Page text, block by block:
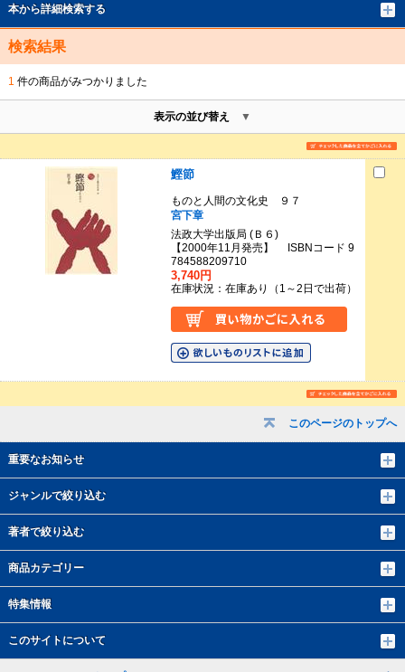
このページのトップへ
重要なお知らせ
ジャンルで絞り込む
著者で絞り込む
商品カテゴリー
特集情報
このサイトについて
本から詳細検索する
検索結果
1 件の商品がみつかりました
表示の並び替え
鰹節
ものと人間の文化史 ９７
宮下章
法政大学出版局 (Ｂ６)
【2000年11月発売】 ISBNコード 9
784588209710
3,740円
在庫状況：在庫あり（1～2日で出荷）